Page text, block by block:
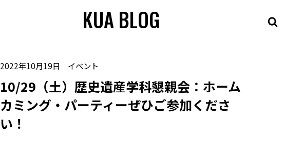
KUA BLOG
2022年10月19日 イベント
10/29（土）歴史遺産学科懇親会：ホーム
カミング・パーティーぜひご参加くださ
い！